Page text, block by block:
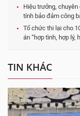
Hiệu trưởng,
tính bảo đảm công
Tổ chức thi lại cho
án “hợp tình, hợp lý,
TIN KHÁC